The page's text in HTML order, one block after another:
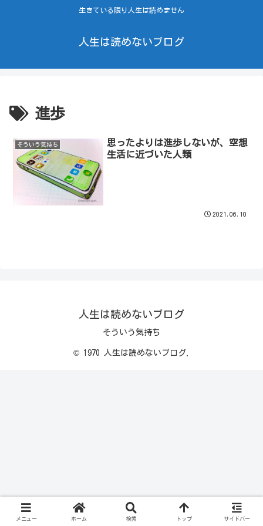
生きている限り人生は読めません
人生は読めないブログ
進歩
そういう気持ち
思ったよりは進歩しないが、空想
生活に近づいた人類
2021.06.10
人生は読めないブログ
そういう気持ち
© 1970 人生は読めないブログ.
メニュー ホーム 検索 トップ サイドバー